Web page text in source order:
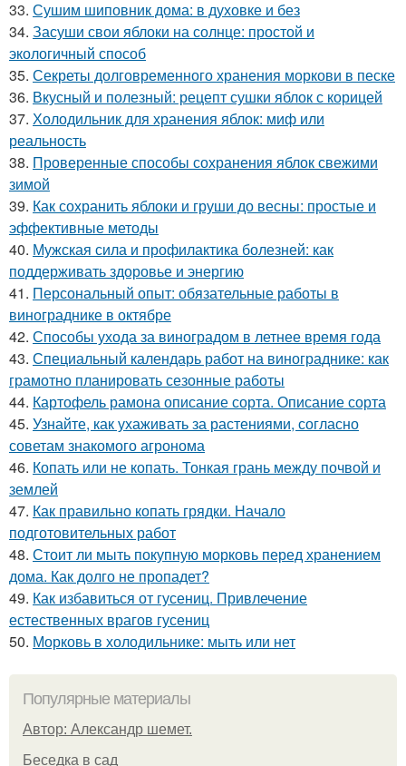
33. Сушим шиповник дома: в духовке и без
34. Засуши свои яблоки на солнце: простой и
экологичный способ
35. Секреты долговременного хранения моркови в песке
36. Вкусный и полезный: рецепт сушки яблок с корицей
37. Холодильник для хранения яблок: миф или
реальность
38. Проверенные способы сохранения яблок свежими
зимой
39. Как сохранить яблоки и груши до весны: простые и
эффективные методы
40. Мужская сила и профилактика болезней: как
поддерживать здоровье и энергию
41. Персональный опыт: обязательные работы в
винограднике в октябре
42. Способы ухода за виноградом в летнее время года
43. Специальный календарь работ на винограднике: как
грамотно планировать сезонные работы
44. Картофель рамона описание сорта. Описание сорта
45. Узнайте, как ухаживать за растениями, согласно
советам знакомого агронома
46. Копать или не копать. Тонкая грань между почвой и
землей
47. Как правильно копать грядки. Начало
подготовительных работ
48. Стоит ли мыть покупную морковь перед хранением
дома. Как долго не пропадет?
49. Как избавиться от гусениц. Привлечение
естественных врагов гусениц
50. Морковь в холодильнике: мыть или нет
Популярные материалы
Автор: Александр шемет.
Беседка в сад